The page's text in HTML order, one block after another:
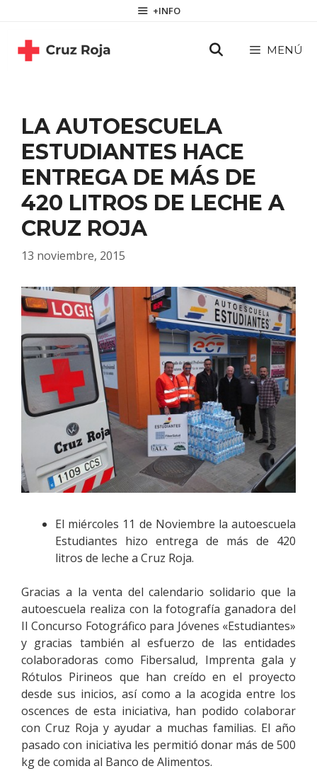
contenido
+INFO
MENÚ
LA AUTOESCUELA
ESTUDIANTES HACE
ENTREGA DE MÁS DE
420 LITROS DE LECHE A
CRUZ ROJA
13 noviembre, 2015
El miércoles 11 de Noviembre la autoescuela
Estudiantes hizo entrega de más de 420
litros de leche a Cruz Roja.
Gracias a la venta del calendario solidario que la
autoescuela realiza con la fotografía ganadora del
II Concurso Fotográfico para Jóvenes «Estudiantes»
y gracias también al esfuerzo de las entidades
colaboradoras como Fibersalud, Imprenta gala y
Rótulos Pirineos que han creído en el proyecto
desde sus inicios, así como a la acogida entre los
oscences de esta iniciativa, han podido colaborar
con Cruz Roja y ayudar a muchas familias. El año
pasado con iniciativa les permitió donar más de 500
kg de comida al Banco de Alimentos.